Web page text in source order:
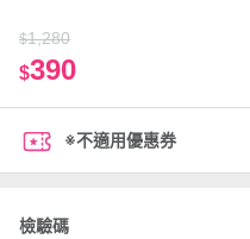
$1,280
$390
※不適用優惠券
檢驗碼